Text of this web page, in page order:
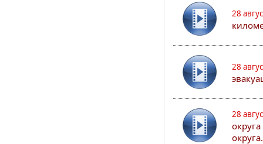
28
28
28
округа.